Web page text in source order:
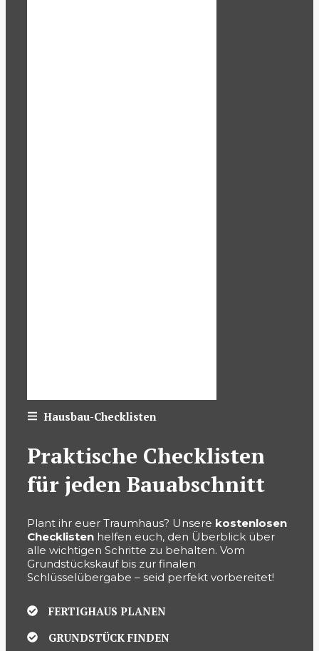
Hausbau-Checklisten
Praktische Checklisten
für jeden Bauabschnitt
Plant ihr euer Traumhaus? Unsere kostenlosen
Checklisten helfen euch, den Überblick über
alle wichtigen Schritte zu behalten. Vom
Grundstückskauf bis zur finalen
Schlüsselübergabe – seid perfekt vorbereitet!
FERTIGHAUS PLANEN
GRUNDSTÜCK FINDEN